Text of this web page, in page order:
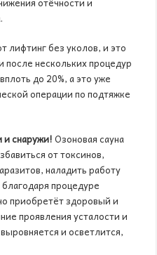
лифтинг без уколов, и это
нескольких процедур
до 20%, а это уже
операции по подтяжке
и снаружи!Озоновая сауна
от токсинов,
наладить работу
процедуре
приобретёт здоровый и
проявления усталости и
и осветлится,